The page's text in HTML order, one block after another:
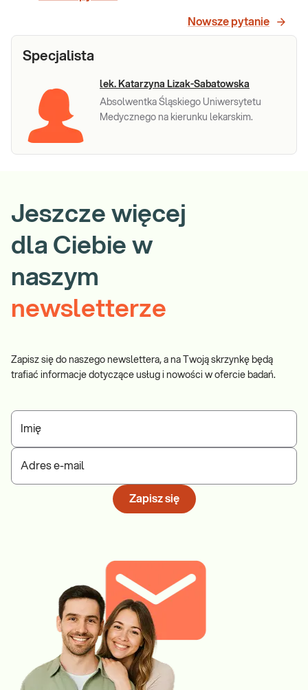
typów 16 i 18
68). Test wykrywa obecność 14
wysokoonkogennych typów wirusa HPV
wykazując obecność wysokoonkogenn
Sprawdź
Nowsze pytanie
Specjalista
lek. Katarzyna Lizak-Sabatowska
Absolwentka Śląskiego Uniwersytetu
Medycznego na kierunku lekarskim.
Jeszcze więcej
dla Ciebie w
naszym
newsletterze
Zapisz się do naszego newslettera, a na Twoją skrzynkę będą
trafiać informacje dotyczące usług i nowości w ofercie badań.
Imię
Adres e-mail
Zapisz się